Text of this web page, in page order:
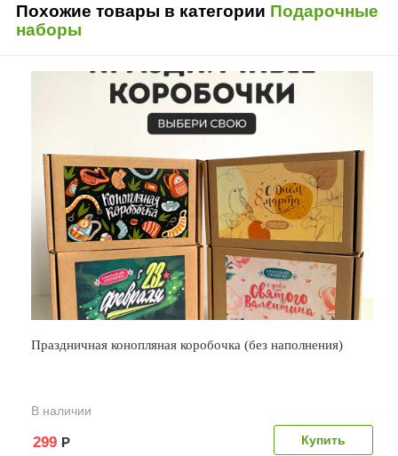
Похожие товары в категории Подарочные
наборы
Праздничная конопляная коробочка (без наполнения)
В наличии
299 Р